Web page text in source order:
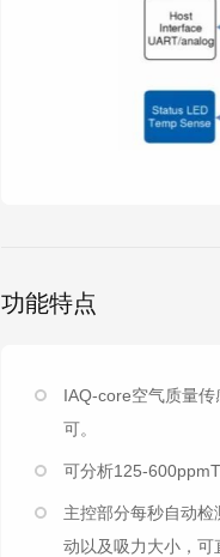
功能特点
IAQ-core空气质量
可。
可分析125-
主控部分每秒自动
动以及吸力大小，可